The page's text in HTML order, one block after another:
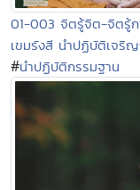
01-003 จิตรู้จิต-จิตรู้
เขมรังสี นำปฏิบัติเจริ
#นำปฏิบัติกรรมฐาน